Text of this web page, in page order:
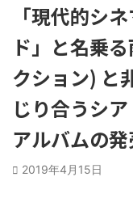
「現代的シ
ド」と名乗
クション) と
じり合うシ
アルバムの
2019年4月15日